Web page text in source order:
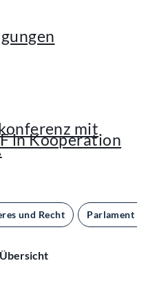
mit
in Kooperation
und Recht Parlament und